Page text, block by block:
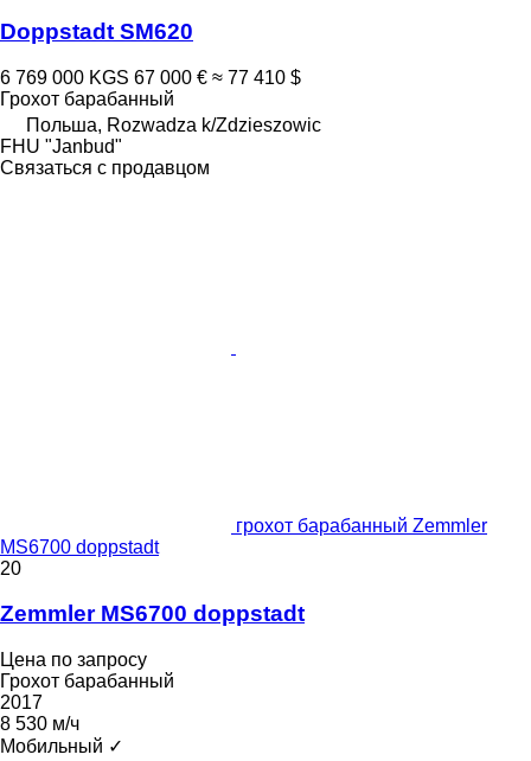
Doppstadt SM620
6 769 000 KGS 67 000 € ≈ 77 410 $
Грохот барабанный
Польша, Rozwadza k/Zdzieszowic
FHU "Janbud"
Связаться с продавцом
грохот барабанный Zemmler
MS6700 doppstadt
20
Zemmler MS6700 doppstadt
Цена по запросу
Грохот барабанный
2017
8 530 м/ч
Мобильный ✓